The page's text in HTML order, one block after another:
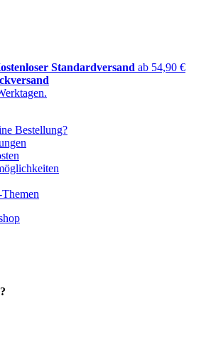
Standardversand ab 54,90 €
Bestellung?